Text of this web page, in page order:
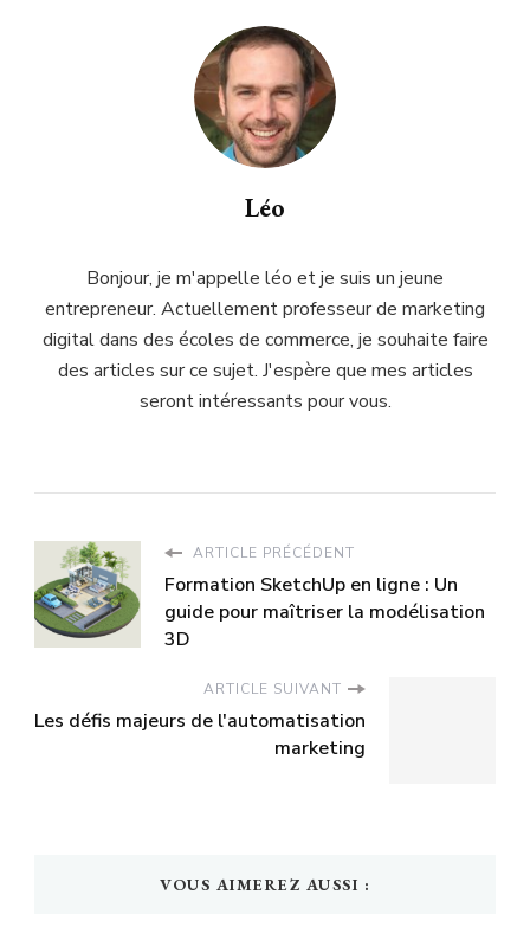
Léo
Bonjour, je m'appelle léo et je suis un jeune
entrepreneur. Actuellement professeur de marketing
digital dans des écoles de commerce, je souhaite faire
des articles sur ce sujet. J'espère que mes articles
seront intéressants pour vous.
ARTICLE PRÉCÉDENT
Formation SketchUp en ligne : Un
guide pour maîtriser la modélisation
3D
ARTICLE SUIVANT
Les défis majeurs de l'automatisation
marketing
VOUS AIMEREZ AUSSI :